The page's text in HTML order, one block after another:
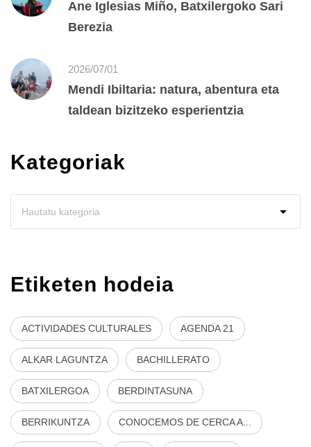
Ane Iglesias Miño, Batxilergoko Sari
Berezia
2026/07/01
Mendi Ibiltaria: natura, abentura eta
taldean bizitzeko esperientzia
Kategoriak
Etiketen hodeia
ACTIVIDADES CULTURALES AGENDA 21
ALKAR LAGUNTZA BACHILLERATO
BATXILERGOA BERDINTASUNA
BERRIKUNTZA CONOCEMOS DE CERCA A...